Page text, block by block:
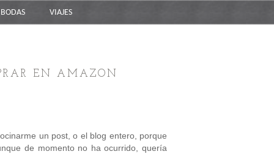
BODAS VIAJES
EN AMAZON
un post, o el blog entero, porque
de momento no ha ocurrido, quería